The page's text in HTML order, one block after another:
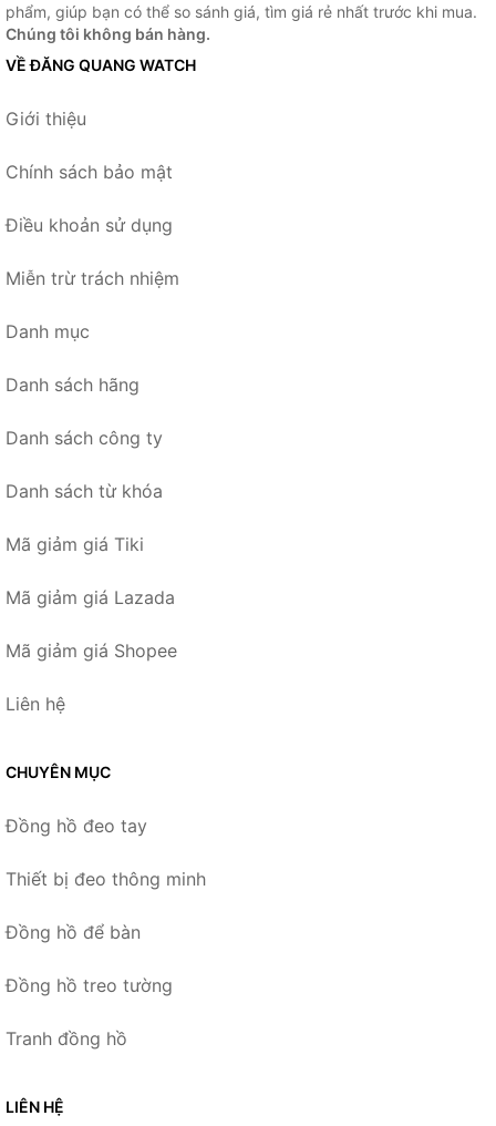
phẩm, giúp bạn có thể so sánh giá, tìm giá rẻ nhất trước khi mua.
Chúng tôi không bán hàng.
VỀ ĐĂNG QUANG WATCH
Giới thiệu
Chính sách bảo mật
Điều khoản sử dụng
Miễn trừ trách nhiệm
Danh mục
Danh sách hãng
Danh sách công ty
Danh sách từ khóa
Mã giảm giá Tiki
Mã giảm giá Lazada
Mã giảm giá Shopee
Liên hệ
CHUYÊN MỤC
Đồng hồ đeo tay
Thiết bị đeo thông minh
Đồng hồ để bàn
Đồng hồ treo tường
Tranh đồng hồ
LIÊN HỆ